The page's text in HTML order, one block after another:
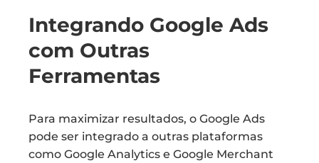
Integrando Google Ads
com Outras
Ferramentas
Para maximizar resultados, o Google Ads
pode ser integrado a outras plataformas
como Google Analytics e Google Merchant